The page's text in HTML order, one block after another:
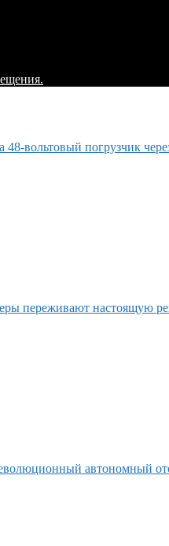
вольтовый погрузчик
переживают настоящую
автономный